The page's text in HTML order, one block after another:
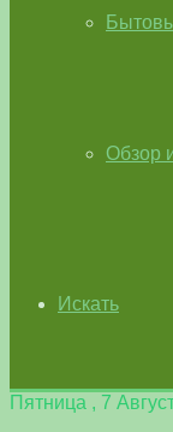
Обзор
Искать
Пятница , 7